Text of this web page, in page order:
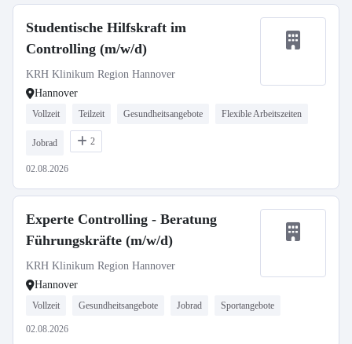
Studentische Hilfskraft im
Controlling (m/w/d)
KRH Klinikum Region Hannover
Hannover
Vollzeit Teilzeit Gesundheitsangebote Flexible Arbeitszeiten
Jobrad 2
02.08.2026
Experte Controlling - Beratung
Führungskräfte (m/w/d)
KRH Klinikum Region Hannover
Hannover
Vollzeit Gesundheitsangebote Jobrad Sportangebote
02.08.2026